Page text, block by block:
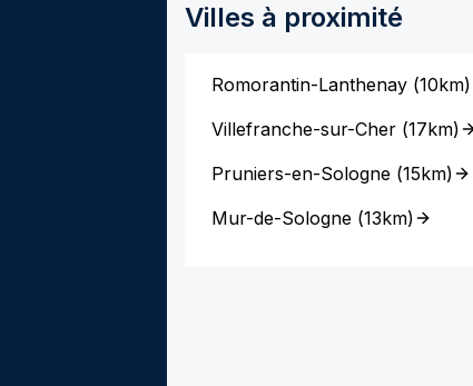
Villes à proximité
Romorantin-Lanthenay (10km)
Villefranche-sur-Cher (17km)
Pruniers-en-Sologne (15km)
Mur-de-Sologne (13km)